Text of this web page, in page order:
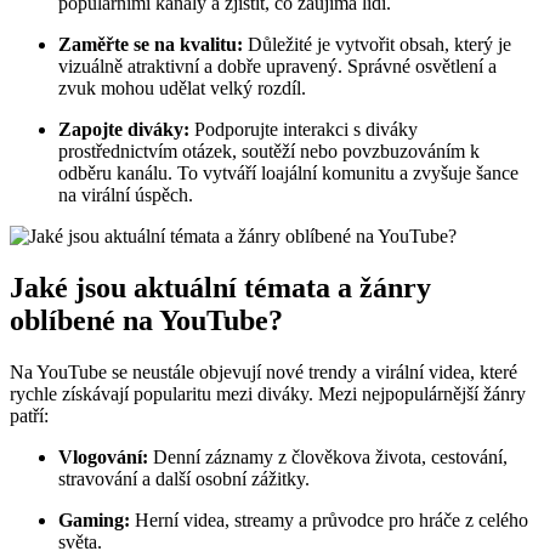
Zaměřte se na kvalitu: Důležité je vytvořit obsah, který je
vizuálně atraktivní a dobře upravený. Správné osvětlení a
zvuk mohou udělat velký rozdíl.
Zapojte diváky: Podporujte interakci s diváky
prostřednictvím otázek, soutěží nebo povzbuzováním k
odběru kanálu. To vytváří loajální komunitu a zvyšuje šance
na virální úspěch.
Jaké jsou aktuální témata a žánry
oblíbené na YouTube?
Na YouTube se neustále objevují nové trendy a virální videa, které
rychle získávají popularitu mezi diváky. Mezi nejpopulárnější žánry
patří:
Vlogování: Denní záznamy z člověkova života, cestování,
stravování a další osobní zážitky.
Gaming: Herní videa, streamy a průvodce pro hráče z celého
světa.